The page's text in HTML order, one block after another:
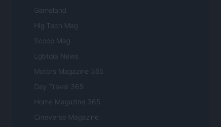
Gameland
Hig Tech Mag
Scoop Mag
Lgbtqia News
Motors Magazine 365
Day Travel 365
Home Magazine 365
Cineverse Magazine